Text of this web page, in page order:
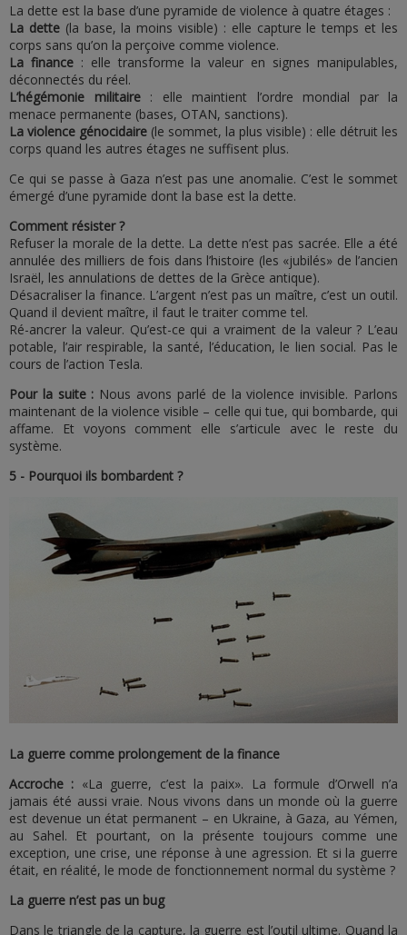
La dette est la base d’une pyramide de violence à quatre étages :
La dette(la base, la moins visible) : elle capture le temps et les
corps sans qu’on la perçoive comme violence.
La finance: elle transforme la valeur en signes manipulables,
déconnectés du réel.
L’hégémonie militaire: elle maintient l’ordre mondial par la
menace permanente (bases, OTAN, sanctions).
La violence génocidaire (le sommet, la plus visible) : elle détruit les
corps quand les autres étages ne suffisent plus.
Ce qui se passe à Gaza n’est pas une anomalie. C’est le sommet
émergé d’une pyramide dont la base est la dette.
Comment résister ?
Refuser la morale de la dette. La dette n’est pas sacrée. Elle a été
annulée des milliers de fois dans l’histoire (les «jubilés» de l’ancien
Israël, les annulations de dettes de la Grèce antique).
Désacraliser la finance. L’argent n’est pas un maître, c’est un outil.
Quand il devient maître, il faut le traiter comme tel.
Ré-ancrer la valeur. Qu’est-ce qui a vraiment de la valeur ? L’eau
potable, l’air respirable, la santé, l’éducation, le lien social. Pas le
cours de l’action Tesla.
Pour la suite : Nous avons parlé de la violence invisible. Parlons
maintenant de la violence visible – celle qui tue, qui bombarde, qui
affame. Et voyons comment elle s’articule avec le reste du
système.
5 - Pourquoi ils bombardent ?
La guerre comme prolongement de la finance
Accroche : «La guerre, c’est la paix». La formule d’Orwell n’a
jamais été aussi vraie. Nous vivons dans un monde où la guerre
est devenue un état permanent – en Ukraine, à Gaza, au Yémen,
au Sahel. Et pourtant, on la présente toujours comme une
exception, une crise, une réponse à une agression. Et si la guerre
était, en réalité, le mode de fonctionnement normal du système ?
La guerre n’est pas un bug
Dans le triangle de la capture, la guerre est l’outil ultime. Quand la